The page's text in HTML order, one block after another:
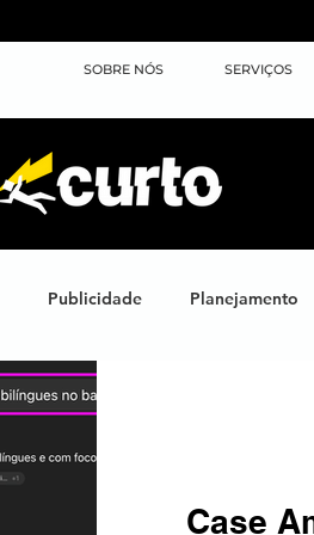
SOBRE NÓS SERVIÇOS
Publicidade Planejamento
Brand XP
Case